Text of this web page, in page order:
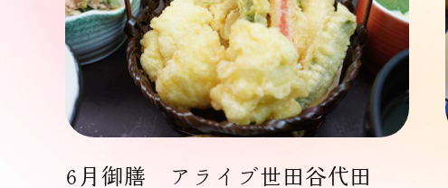
6月御膳 アライブ世田谷代田